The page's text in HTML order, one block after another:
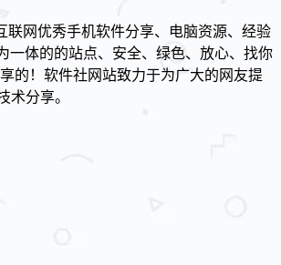
联网优秀手机软件分享、电脑资源、经验
一体的的站点、安全、绿色、放心、找你
的！软件社网站致力于为广大的网友提
术分享。